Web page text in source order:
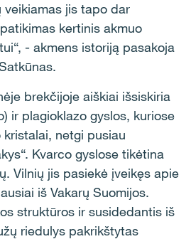
jis tapo dar
kertinis akmuo
- akmens istoriją pasakoja
brekčijoje aiškiai išsiskiria
ir plagioklazo gyslos, kuriose
netgi pusiau
Kvarco gyslose tikėtina
Vilnių jis pasiekė įveikęs apie
iš Vakarų Suomijos.
struktūros ir susidedantis iš
riedulys pakrikštytas